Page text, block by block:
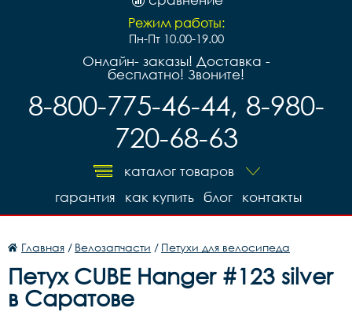
Режим работы:
Пн-Пт 10.00-19.00
Онлайн- заказы! Доставка -
бесплатно! Звоните!
8-800-775-46-44, 8-980-
720-68-63
каталог товаров
контакты
блог
как купить
гарантия
Главная / Велозапчасти / Петухи для велосипеда
Петух CUBE Hanger #123 silver
в Саратове